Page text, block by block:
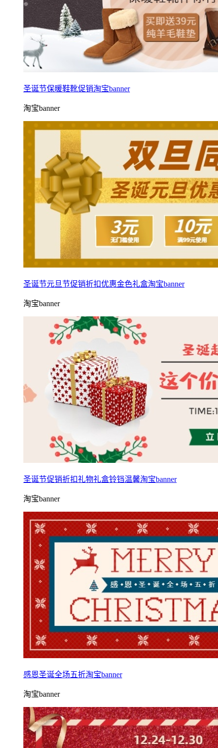
圣诞节保暖鞋靴促销淘宝banner
淘宝banner
圣诞节元旦节促销折扣优惠金色礼盒淘宝banner
淘宝banner
圣诞节促销折扣礼物礼盒铃铛温馨淘宝banner
淘宝banner
感恩圣诞全场五折淘宝banner
淘宝banner